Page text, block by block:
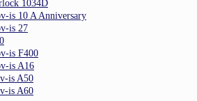
1034D
is 10 A Anniversary
is 27
is F400
is A16
is A50
is A60